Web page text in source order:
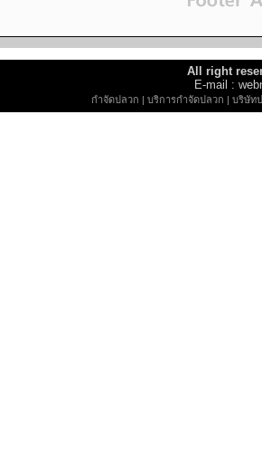
All right
E-mail :
กำจัดปลวก | บริการกำจัดปลวก | บริษัท